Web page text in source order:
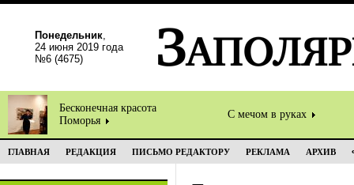
Понедельник,
24 июня 2019 года
№6 (4675)
Бесконечная красота
Поморья
С мечом в руках
ГЛАВНАЯ РЕДАКЦИЯ ПИСЬМО РЕДАКТОРУ РЕКЛАМА АРХИВ